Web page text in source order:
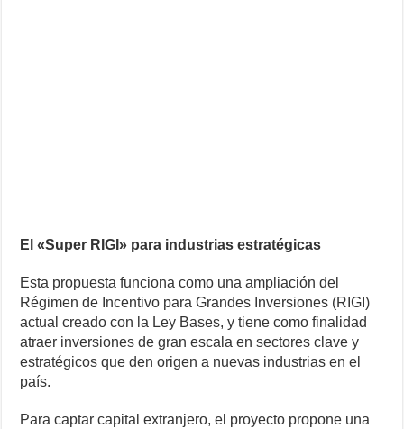
El «Super RIGI» para industrias estratégicas
Esta propuesta funciona como una ampliación del
Régimen de Incentivo para Grandes Inversiones (RIGI)
actual creado con la Ley Bases, y tiene como finalidad
atraer inversiones de gran escala en sectores clave y
estratégicos que den origen a nuevas industrias en el
país.
Para captar capital extranjero, el proyecto propone una